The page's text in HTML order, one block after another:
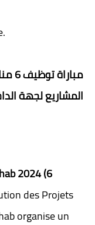
المشاريع لجهة
2024 (6
des Projets
organise un